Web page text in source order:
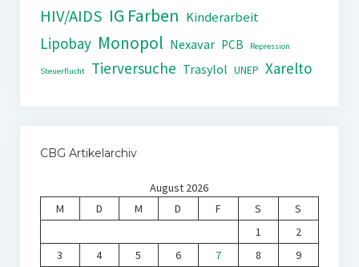
HIV/AIDS IG Farben Kinderarbeit
Lipobay Monopol Nexavar PCB Repression
Steuerflucht Tierversuche Trasylol UNEP Xarelto
CBG Artikelarchiv
August 2026
M
D M D F S
S
1
2
3
4 5 6 7 8
9